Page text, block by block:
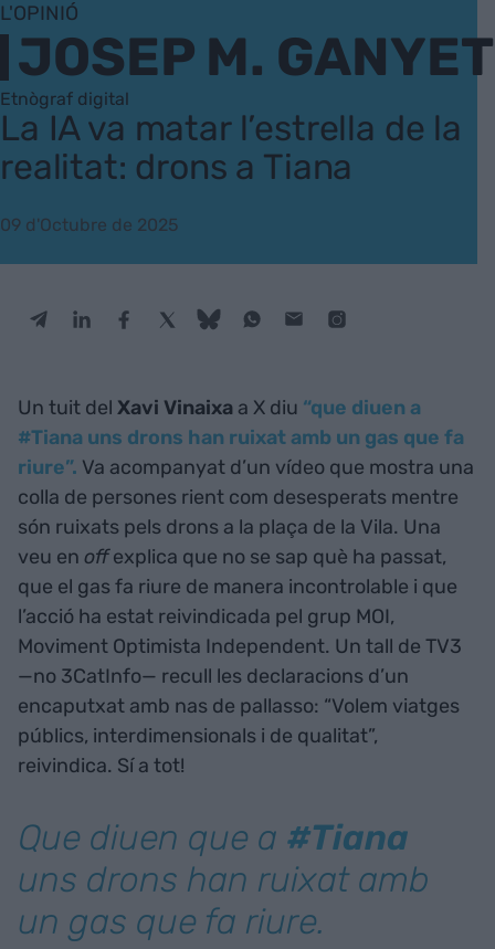
L'OPINIÓ
JOSEP M. GANYET
Etnògraf digital
La IA va matar l’estrella de la
realitat: drons a Tiana
09 d'Octubre de 2025
Un tuit del Xavi Vinaixa a X diu “que diuen a
#Tiana uns drons han ruixat amb un gas que fa
riure”. Va acompanyat d’un vídeo que mostra una
colla de persones rient com desesperats mentre
són ruixats pels drons a la plaça de la Vila. Una
veu en offexplica que no se sap què ha passat,
que el gas fa riure de manera incontrolable i que
l’acció ha estat reivindicada pel grup MOI,
Moviment Optimista Independent. Un tall de TV3
—no 3CatInfo— recull les declaracions d’un
encaputxat amb nas de pallasso: “Volem viatges
públics, interdimensionals i de qualitat”,
reivindica. Sí a tot!
Que diuen que a #Tiana
uns drons han ruixat amb
un gas que fa riure.